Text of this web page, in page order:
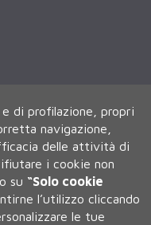
di profilazione, propri
navigazione,
delle attività di
i cookie non
su “Solo cookie
l’utilizzo cliccando
le tue